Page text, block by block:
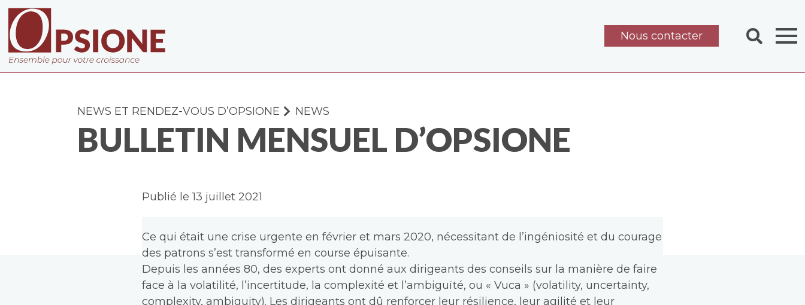
Nous contacter
NEWS ET RENDEZ-VOUS D’OPSIONE NEWS
BULLETIN MENSUEL D’OPSIONE
Publié le 13 juillet 2021
Ce qui était une crise urgente en février et mars 2020, nécessitant de l’ingéniosité et du courage
des patrons s’est transformé en course épuisante.
Depuis les années 80, des experts ont donné aux dirigeants des conseils sur la manière de faire
face à la volatilité, l’incertitude, la complexité et l’ambiguïté, ou « Vuca » (volatility, uncertainty,
complexity, ambiguity). Les dirigeants ont dû renforcer leur résilience, leur agilité et leur